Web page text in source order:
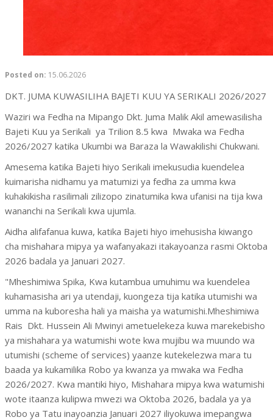
Posted on: 15.06.2026
DKT. JUMA KUWASILIHA BAJETI KUU YA SERIKALI 2026/2027
Waziri wa Fedha na Mipango Dkt. Juma Malik Akil amewasilisha
Bajeti Kuu ya Serikali ya Trilion 8.5 kwa Mwaka wa Fedha
2026/2027 katika Ukumbi wa Baraza la Wawakilishi Chukwani.
Amesema katika Bajeti hiyo Serikali imekusudia kuendelea
kuimarisha nidhamu ya matumizi ya fedha za umma kwa
kuhakikisha rasilimali zilizopo zinatumika kwa ufanisi na tija kwa
wananchi na Serikali kwa ujumla.
Aidha alifafanua kuwa, katika Bajeti hiyo imehusisha kiwango
cha mishahara mipya ya wafanyakazi itakayoanza rasmi Oktoba
2026 badala ya Januari 2027.
"Mheshimiwa Spika, Kwa kutambua umuhimu wa kuendelea
kuhamasisha ari ya utendaji, kuongeza tija katika utumishi wa
umma na kuboresha hali ya maisha ya watumishi.Mheshimiwa
Rais Dkt. Hussein Ali Mwinyi ametuelekeza kuwa marekebisho
ya mishahara ya watumishi wote kwa mujibu wa muundo wa
utumishi (scheme of services) yaanze kutekelezwa mara tu
baada ya kukamilika Robo ya kwanza ya mwaka wa Fedha
2026/2027. Kwa mantiki hiyo, Mishahara mipya kwa watumishi
wote itaanza kulipwa mwezi wa Oktoba 2026, badala ya ya
Robo ya Tatu inayoanzia Januari 2027 iliyokuwa imepangwa